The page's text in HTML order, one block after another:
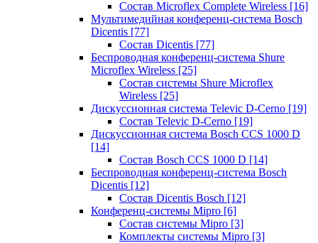
Состав Microflex Complete Wireless [16]
Мультимедийная конференц-система Bosch
Dicentis [77]
Состав Dicentis [77]
Беспроводная конференц-система Shure
Microflex Wireless [25]
Состав системы Shure Microflex
Wireless [25]
Дискуссионная система Televic D-Cerno [19]
Состав Televic D-Cerno [19]
Дискуссионная система Bosch CCS 1000 D
[14]
Состав Bosch CCS 1000 D [14]
Беспроводная конференц-система Bosch
Dicentis [12]
Состав Dicentis Bosch [12]
Конференц-системы Mipro [6]
Состав системы Mipro [3]
Комплекты системы Mipro [3]